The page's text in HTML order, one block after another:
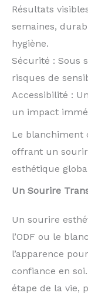
Résultats
semaines,
hygiène.
Sécurité : Sous
risques de
Accessibilité :
un impact
Le blanchiment
offrant un
esthétique
Un Sourire
Un sourire
l’ODF ou le
l’apparence
confiance en
étape de la vie,